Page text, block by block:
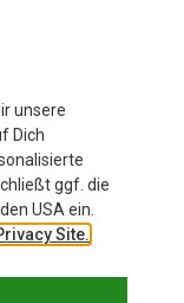
unsere
Dich
ggf. die
USA ein.
Site.